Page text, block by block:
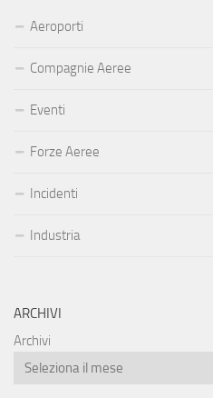
Aeroporti
Compagnie Aeree
Eventi
Forze Aeree
Incidenti
Industria
ARCHIVI
Archivi